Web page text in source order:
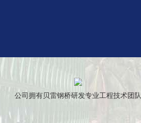
公司拥有贝雷钢桥研发专业工程技术团队